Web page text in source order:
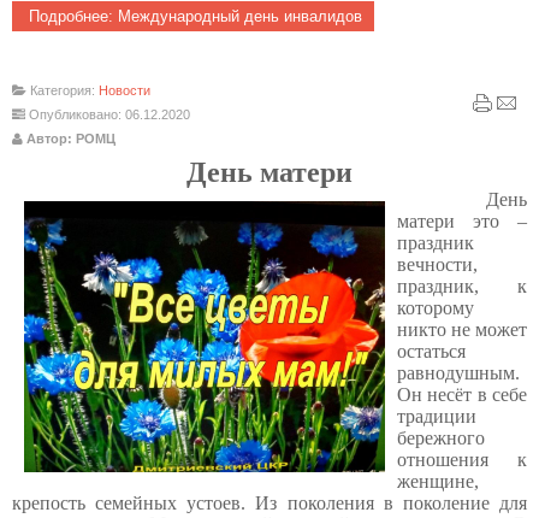
Подробнее: Международный день инвалидов
Категория: Новости
Опубликовано: 06.12.2020
Автор: РОМЦ
День матери
День
матери это –
праздник
вечности,
праздник, к
которому
никто не может
остаться
равнодушным.
Он несёт в себе
традиции
бережного
отношения к
женщине,
крепость семейных устоев. Из поколения в поколение для